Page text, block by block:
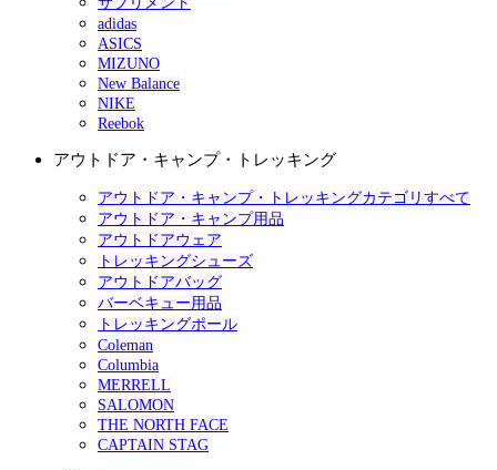
adidas
ASICS
MIZUNO
New Balance
NIKE
Reebok
アウトドア・キャンプ・トレッキング
アウトドア・キャンプ・トレッキングカテゴリすべて
アウトドア・キャンプ用品
アウトドアウェア
トレッキングシューズ
アウトドアバッグ
バーベキュー用品
トレッキングポール
Coleman
Columbia
MERRELL
SALOMON
THE NORTH FACE
CAPTAIN STAG